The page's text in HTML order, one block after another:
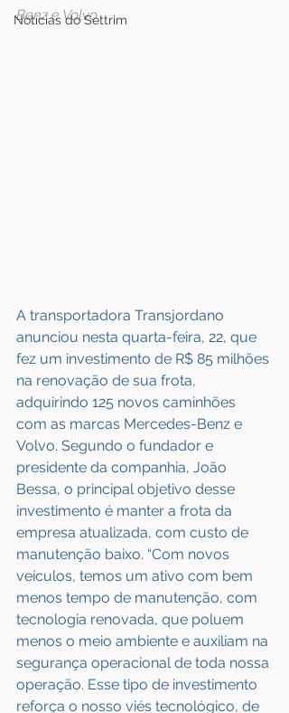
Notícias do Settrim
Benz e Volvo
A transportadora Transjordano
anunciou nesta quarta-feira, 22, que
fez um investimento de R$ 85 milhões
na renovação de sua frota,
adquirindo 125 novos caminhões
com as marcas Mercedes-Benz e
Volvo. Segundo o fundador e
presidente da companhia, João
Bessa, o principal objetivo desse
investimento é manter a frota da
empresa atualizada, com custo de
manutenção baixo. “Com novos
veículos, temos um ativo com bem
menos tempo de manutenção, com
tecnologia renovada, que poluem
menos o meio ambiente e auxiliam na
segurança operacional de toda nossa
operação. Esse tipo de investimento
reforça o nosso viés tecnológico, de